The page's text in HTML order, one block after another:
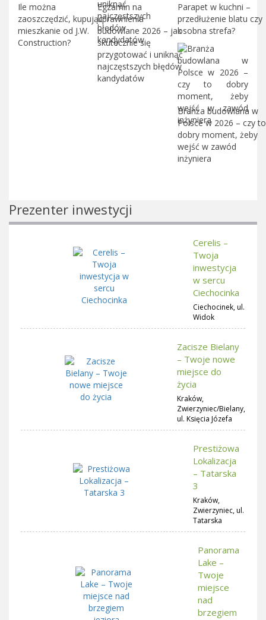
Ile można
zaoszczędzić, kupując
mieszkanie od J.W.
Construction?
Egzamin na
uprawnienia
budowlane 2026 – jak
skutecznie się
przygotować i uniknąć
najczęstszych błędów
kandydatów
Parapet w kuchni –
przedłużenie blatu czy
osobna strefa?
Branża budowlana w
Polsce w 2026 – czy to
dobry moment, żeby
wejść w zawód
inżyniera
Prezenter inwestycji
Cerelis –
Twoja
inwestycja
w sercu
Ciechocinka
Ciechocinek, ul.
Widok
Zacisze Bielany
– Twoje nowe
miejsce do
życia
Kraków,
Zwierzyniec/Bielany,
ul. Księcia Józefa
Prestiżowa
Lokalizacja
– Tatarska
3
Kraków,
Zwierzyniec, ul.
Tatarska
Panorama
Lake –
Twoje
miejsce
nad
brzegiem